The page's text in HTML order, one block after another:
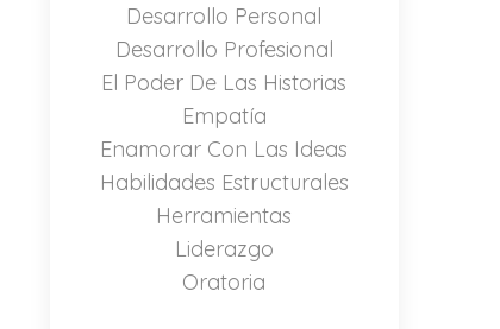
Desarrollo Personal
Desarrollo Profesional
El Poder De Las Historias
Empatía
Enamorar Con Las Ideas
Habilidades Estructurales
Herramientas
Liderazgo
Oratoria